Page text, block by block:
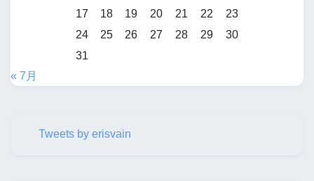
17
18 19 20 21 22
23
24
25 26 27 28 29
30
31
« 7月
Tweets by erisvain